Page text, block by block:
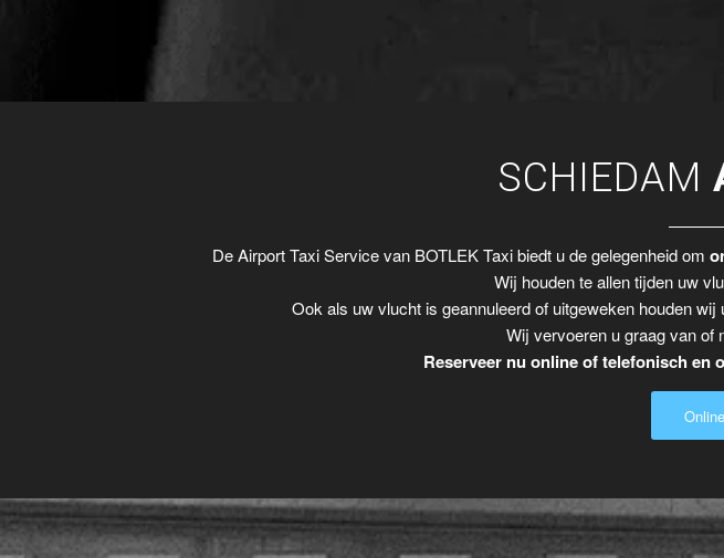
SCHIEDAM
De Airport Taxi Service van BOTLEK Taxi biedt u de gelegenheid om
Wij houden te allen tijden uw
Ook als uw vlucht is geannuleerd of uitgeweken houden
Wij vervoeren u graag van of
Reserveer nu online of telefonisch en